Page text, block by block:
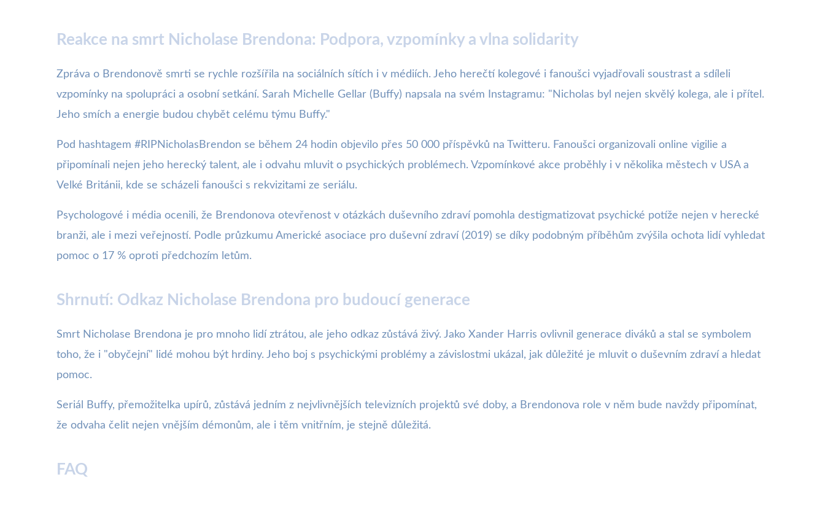
Reakce na smrt Nicholase Brendona: Podpora, vzpomínky a vlna solidarity
Zpráva o Brendonově smrti se rychle rozšířila na sociálních sítích i v médiích. Jeho herečtí kolegové i fanoušci vyjadřovali soustrast a sdíleli
vzpomínky na spolupráci a osobní setkání. Sarah Michelle Gellar (Buffy) napsala na svém Instagramu: "Nicholas byl nejen skvělý kolega, ale i přítel.
Jeho smích a energie budou chybět celému týmu Buffy."
Pod hashtagem #RIPNicholasBrendon se během 24 hodin objevilo přes 50 000 příspěvků na Twitteru. Fanoušci organizovali online vigilie a
připomínali nejen jeho herecký talent, ale i odvahu mluvit o psychických problémech. Vzpomínkové akce proběhly i v několika městech v USA a
Velké Británii, kde se scházeli fanoušci s rekvizitami ze seriálu.
Psychologové i média ocenili, že Brendonova otevřenost v otázkách duševního zdraví pomohla destigmatizovat psychické potíže nejen v herecké
branži, ale i mezi veřejností. Podle průzkumu Americké asociace pro duševní zdraví (2019) se díky podobným příběhům zvýšila ochota lidí vyhledat
pomoc o 17 % oproti předchozím letům.
Shrnutí: Odkaz Nicholase Brendona pro budoucí generace
Smrt Nicholase Brendona je pro mnoho lidí ztrátou, ale jeho odkaz zůstává živý. Jako Xander Harris ovlivnil generace diváků a stal se symbolem
toho, že i "obyčejní" lidé mohou být hrdiny. Jeho boj s psychickými problémy a závislostmi ukázal, jak důležité je mluvit o duševním zdraví a hledat
pomoc.
Seriál Buffy, přemožitelka upírů, zůstává jedním z nejvlivnějších televizních projektů své doby, a Brendonova role v něm bude navždy připomínat,
že odvaha čelit nejen vnějším démonům, ale i těm vnitřním, je stejně důležitá.
FAQ